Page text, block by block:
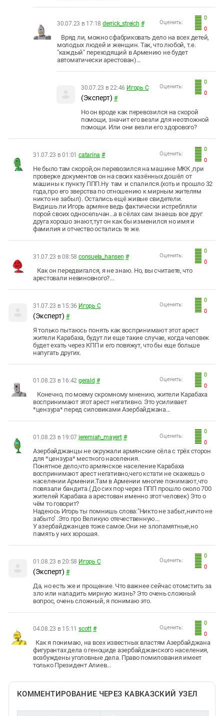
0
0
Оценить:
30.07.23 в 17:18 derrick_streich #
Вряд ли, можно сфабриковать дело на всех детей,
молодых людей и женщин. Так, что любой, т.е.
"каждый" переходящий в Армению не будет
автоматически арестован)...
0
0
Оценить:
30.07.23 в 22:46 Игорь С
(Эксперт) #
Но он вроде как перевозился на скорой
помощи, значит его везли для неотложной
помощи. Или они везли его здорового?
0
0
Оценить:
31.07.23 в 01:01 catarina #
Не было там скорой,он перевозился на машине МКК ,при
проверке документов он на своих казённых дошёл от
машины к пункту ППП.Ну там и спалился.(хоть и прошло 32
года,про его зверства по отношению к мирным жителям
никто не забыл). Остались ещё живые свидетели.
Видишь ли Игорь армяне ведь фактически истребляли
порой своих односельчан...а в сёлах сам знаешь все друг
друга хорошо знают,тут он как бы изменился но имя и
фамилия и отчество остались те же.
0
0
Оценить:
31.07.23 в 08:58 consuela_hansen #
Как он передвигался, я не знаю. Но, вы считаете, что
арестовали невиновного?...
0
0
Оценить:
31.07.23 в 15:36 Игорь С
(Эксперт) #
Я только пытаюсь понять как воспринимают этот арест
жители Карабаха, будут ли еще такие случае, когда человек
будет ехать через КПП и его повяжут, что бы еще больше
напугать других.
0
0
Оценить:
01.08.23 в 16:42 gerald #
Конечно, по моему скромному мнению, жители Карабаха
воспринимают этот арест негативно. Это усиливает
*цензура* перед силовиками Азербайджана...
0
0
Оценить:
01.08.23 в 19:07 jeremiah_mayert #
Азербайджанцы не окружали армянские сёла с трёх сторон
для *цензура* местного населения.
Понятное дело,что армянское население Карабаха
воспринимают арест негативно,чего кстати не скажешь о
населении Армении.Там в Армении многие понимают,что
повязали бандита.( До сих пор через ППП прошло около 700
жителей Карабаха а арестован именно этот человек) Это о
чём то говорит?
Надеюсь Игорь ты помнишь слова:"Никто не забыт,ничто не
забыто" .Это про Великую отечественную...
У азербайджанцев тоже самое.Они не злопамятные,но
память у них хорошая.
0
0
Оценить:
01.08.23 в 20:58 Игорь С
(Эксперт) #
Да, но есть же и прощение. Что важнее сейчас отомстить за
зло или наладить мирную жизнь? Это очень сложный
вопрос, очень сложный, я понимаю это.
0
0
Оценить:
04.08.23 в 15:11 scott #
Как я понимаю, на всех известных властям Азербайджана
фигурантах дела о геноциде азербайджанского населения,
возбуждены уголовные дела. Право помилования имеет
только Президент Алиев...
КОММЕНТИРОВАНИЕ ЧЕРЕЗ КАВКАЗСКИЙ УЗЕЛ